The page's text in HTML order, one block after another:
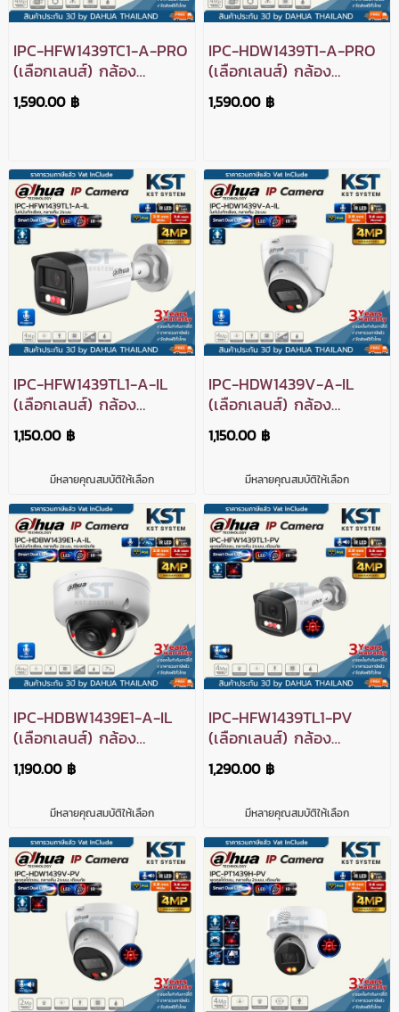
IPC-HFW1439TC1-A-PRO
(เลือกเลนส์) กล้อง
วงจรปิด Dahua WizColor
IPC 4MP PoE
1,590.00 ฿
IPC-HDW1439T1-A-PRO
(เลือกเลนส์) กล้อง
วงจรปิด Dahua WizColor
IPC 4MP PoE
1,590.00 ฿
IPC-HFW1439TL1-A-IL
(เลือกเลนส์) กล้อง
วงจรปิด Dahua IPC
Smart Dual Light 4MP
1,150.00 ฿
มีหลายคุณสมบัติให้เลือก
IPC-HDW1439V-A-IL
(เลือกเลนส์) กล้อง
วงจรปิด Dahua IPC
Smart Dual Light 4MP
1,150.00 ฿
มีหลายคุณสมบัติให้เลือก
IPC-HDBW1439E1-A-IL
(เลือกเลนส์) กล้อง
วงจรปิด Dahua IPC
Smart Dual Light 4MP
1,190.00 ฿
มีหลายคุณสมบัติให้เลือก
IPC-HFW1439TL1-PV
(เลือกเลนส์) กล้อง
วงจรปิด Dahua Smart
Dual Light Active
PoE (โต้ตอบ)
1,290.00 ฿
มีหลายคุณสมบัติให้เลือก